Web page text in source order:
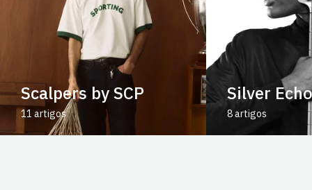
Scalpers by SCP
11 artigos
Silver Echo
8 artigos